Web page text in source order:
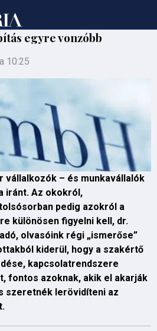
egyre vonzóbb
10:25
vállalkozók – és munkavállalók
iránt. Az okokról,
pedig azokról a
különösen figyelni kell, dr.
olvasóink régi „ismerőse”
kiderül, hogy a szakértő
kapcsolatrendszere
fontos azoknak, akik el akarják
szeretnék lerövidíteni az